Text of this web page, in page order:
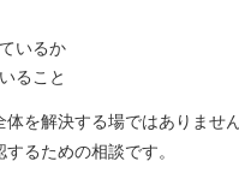
いるか
ること
を解決する場ではありませ
るための相談です。